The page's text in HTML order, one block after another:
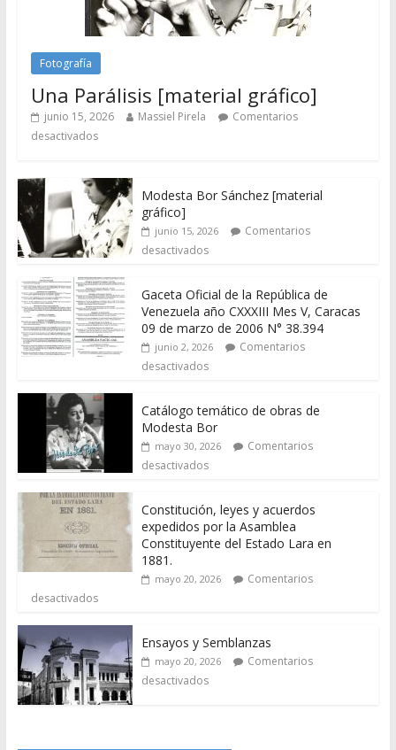
Fotografía
Una Parálisis [material gráfico]
junio 15, 2026 Massiel Pirela
Comentarios
desactivados
Modesta Bor Sánchez [material
gráfico]
junio 15, 2026
Comentarios
desactivados
Gaceta Oficial de la República de
Venezuela año CXXXIII Mes V, Caracas
09 de marzo de 2006 N° 38.394
junio 2, 2026
Comentarios
desactivados
Catálogo temático de obras de
Modesta Bor
mayo 30, 2026
Comentarios
desactivados
Constitución, leyes y acuerdos
expedidos por la Asamblea
Constituyente del Estado Lara en
1881.
mayo 20, 2026
Comentarios
desactivados
Ensayos y Semblanzas
mayo 20, 2026
Comentarios
desactivados